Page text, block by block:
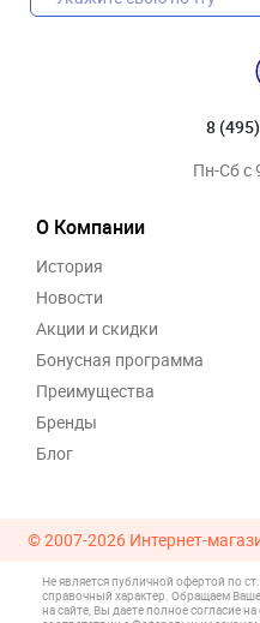
8
Пн-Сб с
О Компании
История
Новости
Акции и скидки
Бонусная программа
Преимущества
Бренды
Блог
© 2007-2026 Интернет-
Не является публичной офертой по
справочный характер. Обращаем
на сайте, Вы даете полное согласие